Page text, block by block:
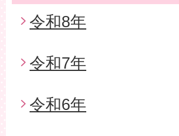
令和8年
令和7年
令和6年